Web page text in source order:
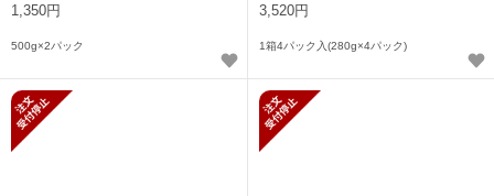
1,350円
500g×2パック
3,520円
1箱4パック入(280g×4パック)